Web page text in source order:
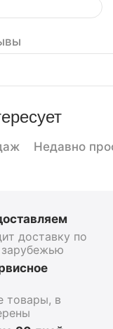
Недавно
доставку по
товары, в